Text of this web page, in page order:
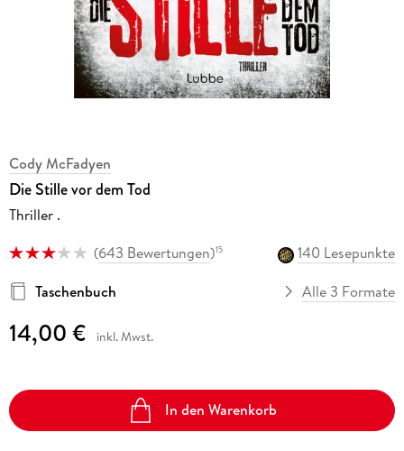
Cody McFadyen
Die Stille vor dem Tod
Thriller .
(643 Bewertungen)15
140 Lesepunkte
Taschenbuch
Alle 3 Formate
14,00 € inkl. Mwst.
In den Warenkorb